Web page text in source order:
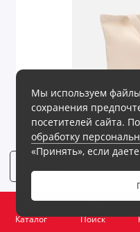
Каталог Поиск
Код
Набор Bambeco
Мы используем файлы
сохранения
посетителей сайта.
обработку
«Принять», если